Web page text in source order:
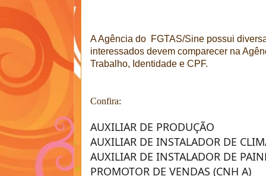
A Agência do FGTAS/Sine possui
interessados devem comparecer na
Trabalho, Identidade e CPF.
Confira:
AUXILIAR DE PRODUÇÃO
AUXILIAR DE INSTALADOR DE
AUXILIAR DE INSTALADOR DE
PROMOTOR DE VENDAS (CNH A)